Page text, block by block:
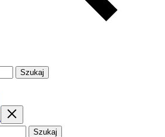
Szukaj
Szukaj